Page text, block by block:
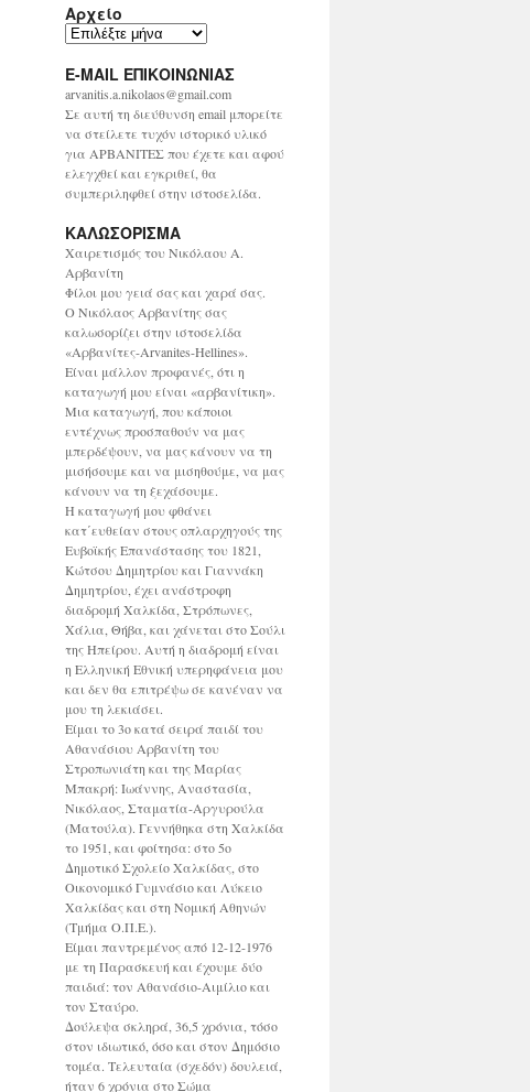
Αρχείο
Α
χ
ε
ί
ο
E-MAIL ΕΠΙΚΟΙΝΩΝΙΑΣ
arvanitis.a.nikolaos@gmail.com
Σε αυτή τη διεύθυνση email μπορείτε
να στείλετε τυχόν ιστορικό υλικό
για ΑΡΒΑΝΙΤΕΣ που έχετε και αφού
ελεγχθεί και εγκριθεί, θα
συμπεριληφθεί στην ιστοσελίδα.
ΚΑΛΩΣΟΡΙΣΜΑ
Χαιρετισμός του Νικόλαου Α.
Αρβανίτη
Φίλοι μου γειά σας και χαρά σας.
Ο Νικόλαος Αρβανίτης σας
καλωσορίζει στην ιστοσελίδα
«Αρβανίτες-Arvanites-Hellines».
Είναι μάλλον προφανές, ότι η
καταγωγή μου είναι «αρβανίτικη».
Μια καταγωγή, που κάποιοι
εντέχνως προσπαθούν να μας
μπερδέψουν, να μας κάνουν να τη
μισήσουμε και να μισηθούμε, να μας
κάνουν να τη ξεχάσουμε.
Η καταγωγή μου φθάνει
κατ΄ευθείαν στους οπλαρχηγούς της
Ευβοϊκής Επανάστασης του 1821,
Κώτσου Δημητρίου και Γιαννάκη
Δημητρίου, έχει ανάστροφη
διαδρομή Χαλκίδα, Στρόπωνες,
Χάλια, Θήβα, και χάνεται στο Σούλι
της Ηπείρου. Αυτή η διαδρομή είναι
η Ελληνική Εθνική υπερηφάνεια μου
και δεν θα επιτρέψω σε κανέναν να
μου τη λεκιάσει.
Είμαι το 3ο κατά σειρά παιδί του
Αθανάσιου Αρβανίτη του
Στροπωνιάτη και της Μαρίας
Μπακρή: Ιωάννης, Αναστασία,
Νικόλαος, Σταματία-Αργυρούλα
(Ματούλα). Γεννήθηκα στη Χαλκίδα
το 1951, και φοίτησα: στο 5ο
Δημοτικό Σχολείο Χαλκίδας, στο
Οικονομικό Γυμνάσιο και Λύκειο
Χαλκίδας και στη Νομική Αθηνών
(Τμήμα Ο.Π.Ε.).
Είμαι παντρεμένος από 12-12-1976
με τη Παρασκευή και έχουμε δύο
παιδιά: τον Αθανάσιο-Αιμίλιο και
τον Σταύρο.
Δούλεψα σκληρά, 36,5 χρόνια, τόσο
στον ιδιωτικό, όσο και στον Δημόσιο
τομέα. Τελευταία (σχεδόν) δουλειά,
ήταν 6 χρόνια στο Σώμα